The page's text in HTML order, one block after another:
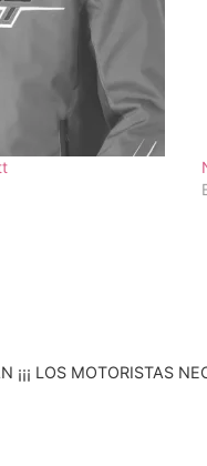
¡¡¡ LOS MOTORISTAS